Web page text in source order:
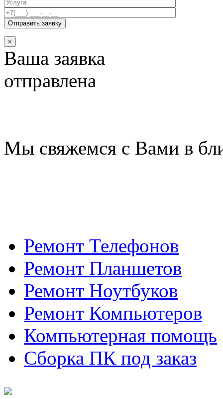
×
Ваша заявка
отправлена
Мы свяжемся с Вами в
Ремонт Телефонов
Ремонт Планшетов
Ремонт Ноутбуков
Ремонт Компьютеров
Компьютерная помощь
Сборка ПК под заказ